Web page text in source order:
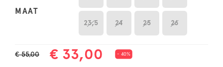
MAAT
23,5 24 25 26
€ 55,00 € 33,00 - 40%